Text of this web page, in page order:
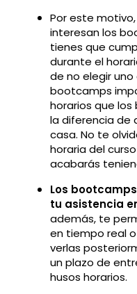
Por este
interesan los
tienes que
durante el
de no elegir
bootcamps
horarios que
la diferencia de
casa. No te
horaria del
acabarás
Los
tu asistencia
además, te
en tiempo real
verlas
un plazo de
husos horarios.